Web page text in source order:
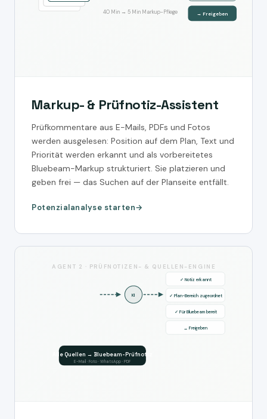
→ Freigeben
40 Min → 5 Min Markup-Pflege
Markup- & Prüfnotiz-Assistent
Prüfkommentare aus E-Mails, PDFs und Fotos
werden ausgelesen: Position auf dem Plan, Text und
Priorität werden erkannt und als vorbereitetes
Bluebeam-Markup strukturiert. Sie platzieren und
geben frei — das Suchen auf der Planseite entfällt.
Potenzialanalyse starten
AGENT 2 · PRÜFNOTIZEN- & QUELLEN-ENGINE
KI
✓ Notiz erkannt
✓ Plan-Bereich zugeordnet
✓ Für Bluebeam bereit
→ Freigeben
Alle Quellen → Bluebeam-Prüfnotiz
E-Mail · Foto · WhatsApp · PDF